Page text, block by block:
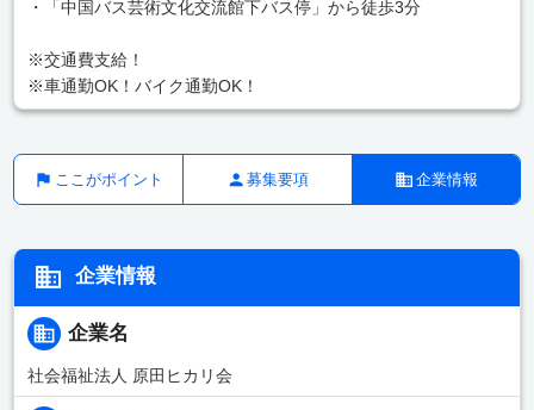
・「中国バス芸術文化交流館下バス停」から徒歩3分
※交通費支給！
※車通勤OK！バイク通勤OK！
ここがポイント 募集要項 企業情報
企業情報
企業名
社会福祉法人 原田ヒカリ会